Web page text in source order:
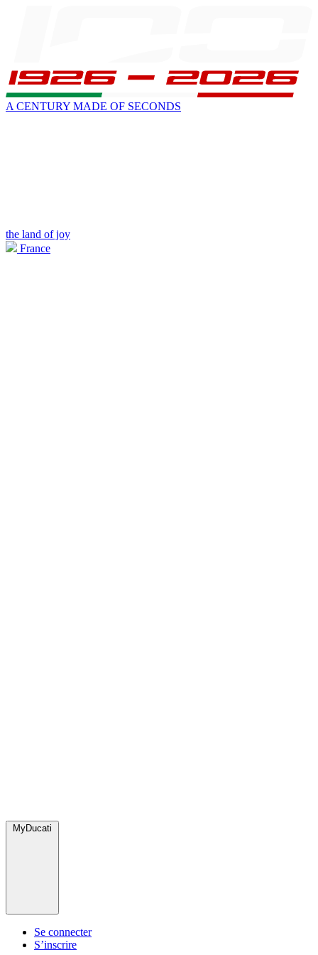
A CENTURY MADE OF SECONDS
the land of joy
France
MyDucati
Se connecter
S’inscrire